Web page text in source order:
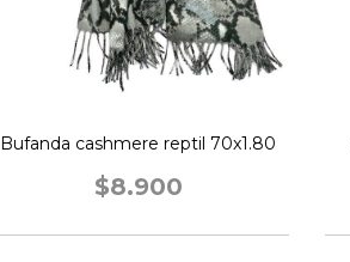
Bufanda cashmere reptil 70x1.80
$8.900